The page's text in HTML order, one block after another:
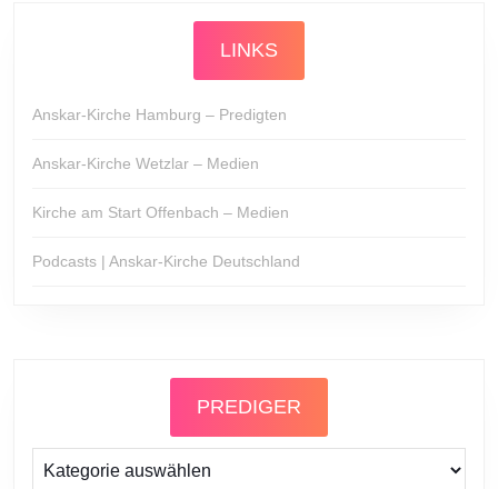
LINKS
Anskar-Kirche Hamburg – Predigten
Anskar-Kirche Wetzlar – Medien
Kirche am Start Offenbach – Medien
Podcasts | Anskar-Kirche Deutschland
PREDIGER
Prediger